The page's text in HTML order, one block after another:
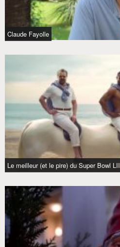
Claude Fayolle
Le meilleur (et le pire) du Super Bowl LII